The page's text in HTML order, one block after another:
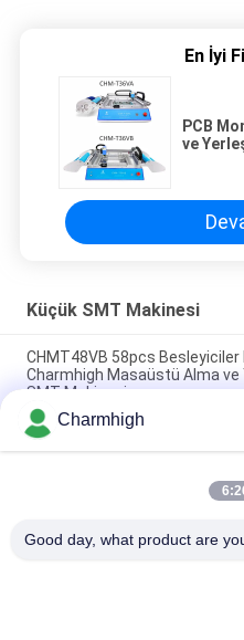
En İyi
PCB
ve
Küçük SMT Makinesi
CHMT48VB 58pcs Besleyiciler
Charmhigh Masaüstü Alma
SMT Makinesi
Charmhigh 7 Modelleri
Yerleştirme Makinesi, Küçük
PCB Montajı için CHMT36VB
Charmhigh
Good day, what product are